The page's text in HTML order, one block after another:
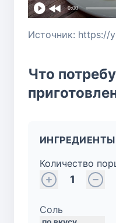
0:00
Источник: https://
Что
ИНГРЕДИЕНТЫ
Количество
1
Соль